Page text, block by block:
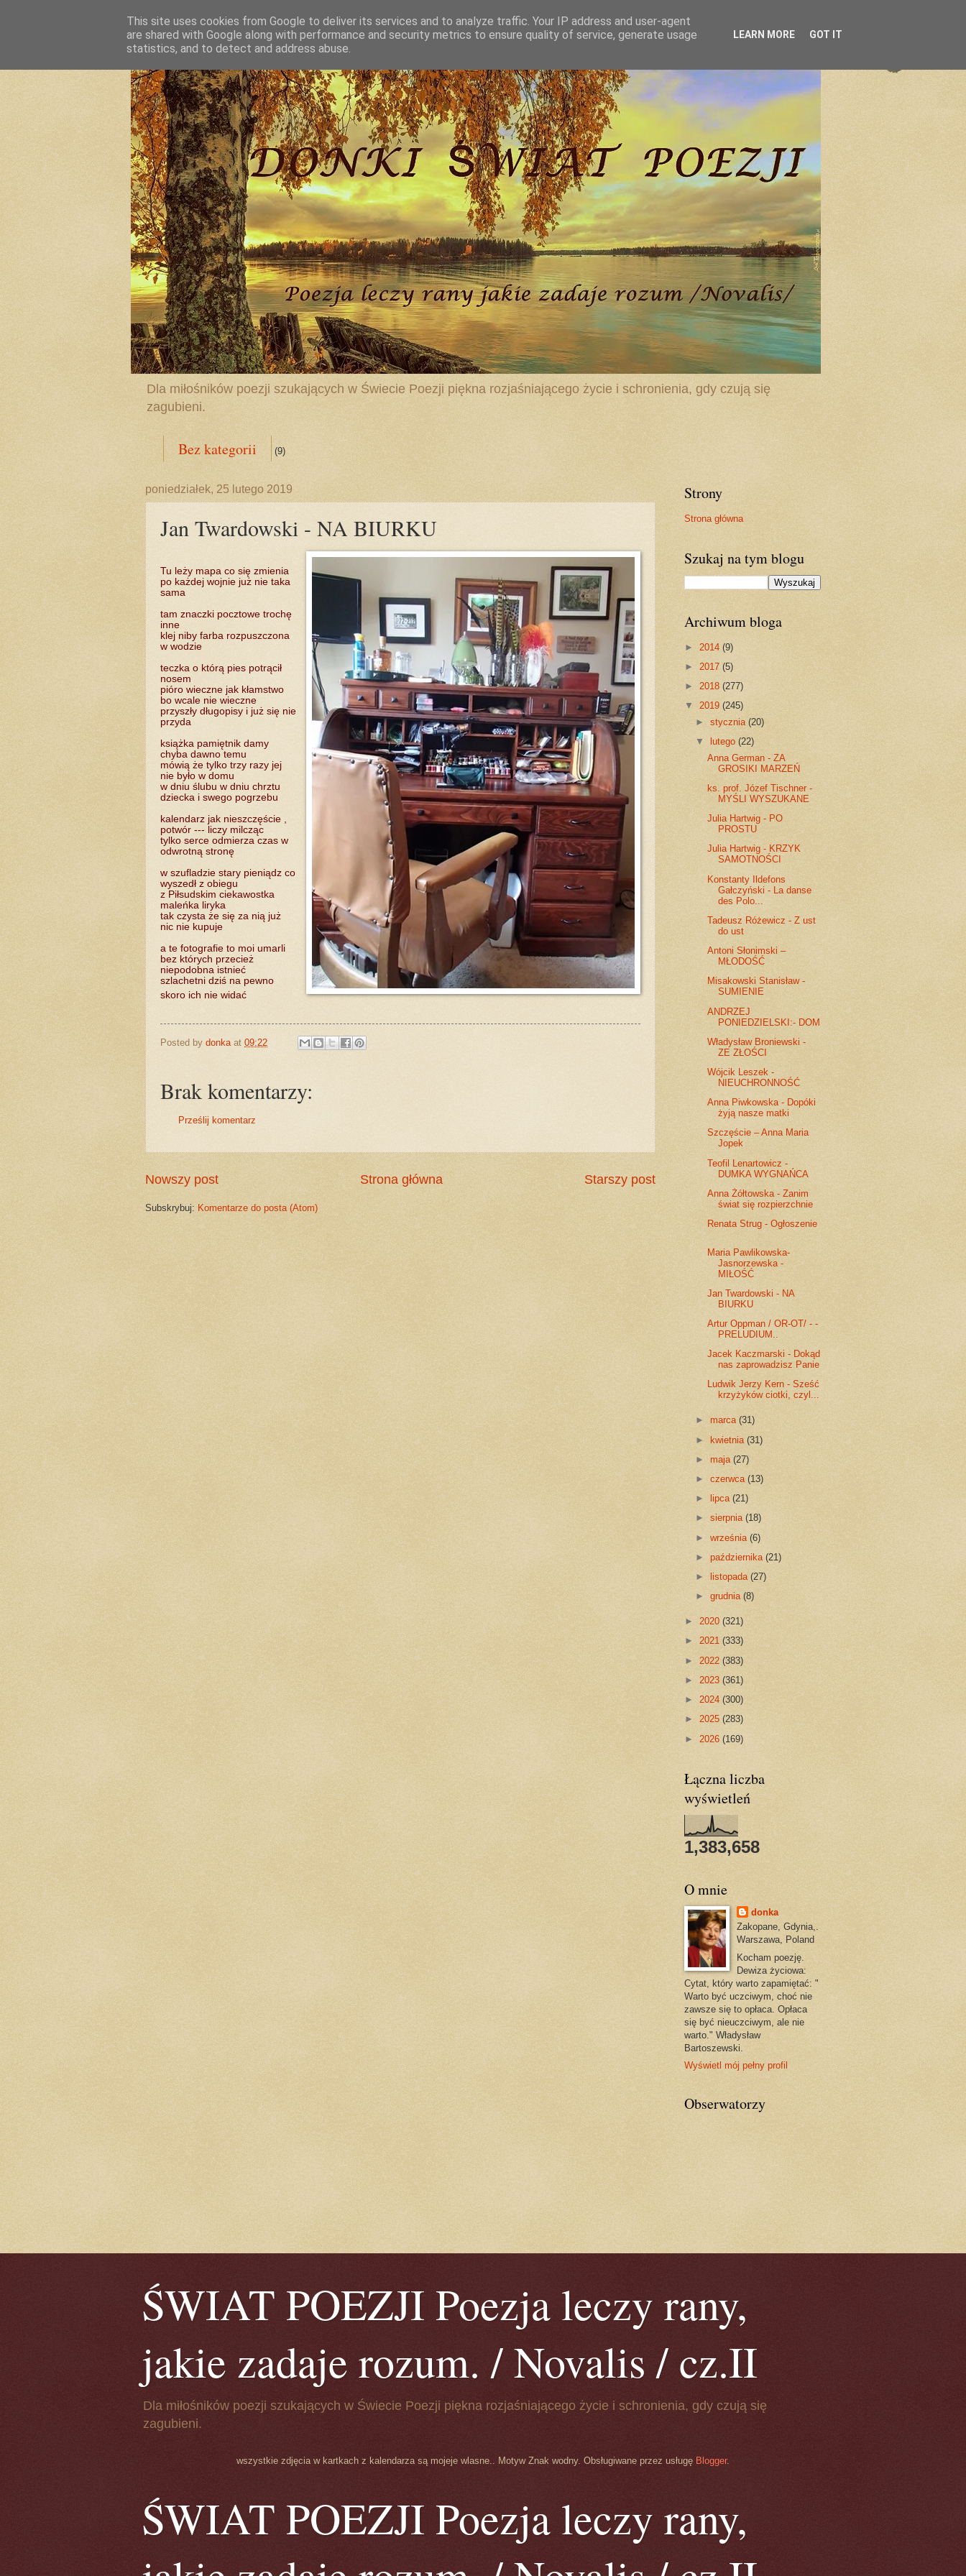
Dla miłośników poezji szukających w Świecie Poezji piękna rozjaśniającego życie i schronienia, gdy czują się
zagubieni.
Bez kategorii (9)
poniedziałek, 25 lutego 2019
Jan Twardowski - NA BIURKU
Tu leży mapa co się zmienia
po każdej wojnie już nie taka
sama
tam znaczki pocztowe trochę
inne
klej niby farba rozpuszczona
w wodzie
teczka o którą pies potrącił
nosem
pióro wieczne jak kłamstwo
bo wcale nie wieczne
przyszły długopisy i już się nie
przyda
książka pamiętnik damy
chyba dawno temu
mówią że tylko trzy razy jej
nie było w domu
w dniu ślubu w dniu chrztu
dziecka i swego pogrzebu
kalendarz jak nieszczęście ,
potwór --- liczy milcząc
tylko serce odmierza czas w
odwrotną stronę
w szufladzie stary pieniądz co
wyszedł z obiegu
z Piłsudskim ciekawostka
maleńka liryka
tak czysta że się za nią już
nic nie kupuje
a te fotografie to moi umarli
bez których przecież
niepodobna istnieć
szlachetni dziś na pewno
skoro ich nie widać
Posted by donka at 09:22
Brak komentarzy:
Prześlij komentarz
Nowszy post Starszy post
Strona główna
Subskrybuj: Komentarze do posta (Atom)
Strony
Strona główna
Szukaj na tym blogu
Archiwum bloga
► 2014 (9)
► 2017 (5)
► 2018 (277)
▼ 2019 (245)
►stycznia(20)
▼
lutego(22)
Anna German - ZA
GROSIKI MARZEŃ
ks. prof. Józef Tischner -
MYŚLI WYSZUKANE
Julia Hartwig - PO
PROSTU
Julia Hartwig - KRZYK
SAMOTNOŚCI
Konstanty Ildefons
Gałczyński - La danse
des Polo...
Tadeusz Różewicz - Z ust
do ust
Antoni Słonimski –
MŁODOŚĆ
Misakowski Stanisław -
SUMIENIE
ANDRZEJ
PONIEDZIELSKI:- DOM
Władysław Broniewski -
ZE ZŁOŚCI
Wójcik Leszek -
NIEUCHRONNOŚĆ
Anna Piwkowska - Dopóki
żyją nasze matki
Szczęście – Anna Maria
Jopek
Teofil Lenartowicz -
DUMKA WYGNAŃCA
Anna Żółtowska - Zanim
świat się rozpierzchnie
Renata Strug - Ogłoszenie
Maria Pawlikowska-
Jasnorzewska -
MIŁOŚĆ
Jan Twardowski - NA
BIURKU
Artur Oppman / OR-OT/ - -
PRELUDIUM..
Jacek Kaczmarski - Dokąd
nas zaprowadzisz Panie
Ludwik Jerzy Kern - Sześć
krzyżyków ciotki, czyl...
► marca(31)
► kwietnia(31)
►maja(27)
►czerwca(13)
►
lipca(21)
►sierpnia(18)
►września(6)
►października(21)
►
listopada(27)
►grudnia(8)
► 2020 (321)
► 2021 (333)
► 2022 (383)
► 2023 (361)
► 2024 (300)
► 2025 (283)
► 2026 (169)
Łączna liczba
wyświetleń
1,383,658
O mnie
donka
Zakopane, Gdynia,.
Warszawa, Poland
Kocham poezję.
Dewiza życiowa:
Cytat, który warto zapamiętać: "
Warto być uczciwym, choć nie
zawsze się to opłaca. Opłaca
się być nieuczciwym, ale nie
warto." Władysław
Bartoszewski.
Wyświetl mój pełny profil
Obserwatorzy
ŚWIAT POEZJI Poezja leczy rany,
jakie zadaje rozum. / Novalis / cz.II
Dla miłośników poezji szukających w Świecie Poezji piękna rozjaśniającego życie i schronienia, gdy czują się
zagubieni.
wszystkie zdjęcia w kartkach z kalendarza są mojeje wlasne.. Motyw Znak wodny. Obsługiwane przez usługę Blogger.
ŚWIAT POEZJI Poezja leczy rany,
This site uses cookies from Google to deliver its services and to analyze traffic. Your IP address and user-agent
are shared with Google along with performance and security metrics to ensure quality of service, generate usage
statistics, and to detect and address abuse.
LEARN MORE GOT IT